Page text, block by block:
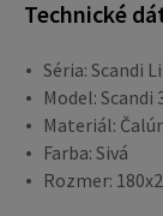
Technické
Séria: Scandi
Model: Scandi
Materiál:
Farba: Sivá
Rozmer: